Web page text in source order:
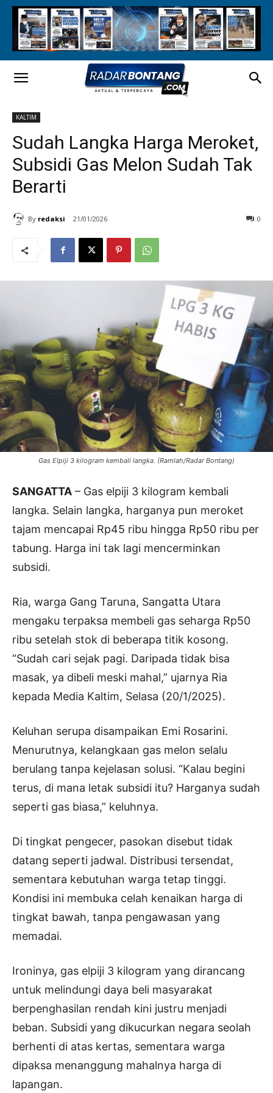
KALTIM
Sudah Langka Harga Meroket,
Subsidi Gas Melon Sudah Tak
Berarti
By redaksi 21/01/2026 0
Gas Elpiji 3 kilogram kembali langka. (Ramlah/Radar Bontang)
SANGATTA – Gas elpiji 3 kilogram kembali
langka. Selain langka, harganya pun meroket
tajam mencapai Rp45 ribu hingga Rp50 ribu per
tabung. Harga ini tak lagi mencerminkan
subsidi.
Ria, warga Gang Taruna, Sangatta Utara
mengaku terpaksa membeli gas seharga Rp50
ribu setelah stok di beberapa titik kosong.
“Sudah cari sejak pagi. Daripada tidak bisa
masak, ya dibeli meski mahal,” ujarnya Ria
kepada Media Kaltim, Selasa (20/1/2025).
Keluhan serupa disampaikan Emi Rosarini.
Menurutnya, kelangkaan gas melon selalu
berulang tanpa kejelasan solusi. “Kalau begini
terus, di mana letak subsidi itu? Harganya sudah
seperti gas biasa,” keluhnya.
Di tingkat pengecer, pasokan disebut tidak
datang seperti jadwal. Distribusi tersendat,
sementara kebutuhan warga tetap tinggi.
Kondisi ini membuka celah kenaikan harga di
tingkat bawah, tanpa pengawasan yang
memadai.
Ironinya, gas elpiji 3 kilogram yang dirancang
untuk melindungi daya beli masyarakat
berpenghasilan rendah kini justru menjadi
beban. Subsidi yang dikucurkan negara seolah
berhenti di atas kertas, sementara warga
dipaksa menanggung mahalnya harga di
lapangan.